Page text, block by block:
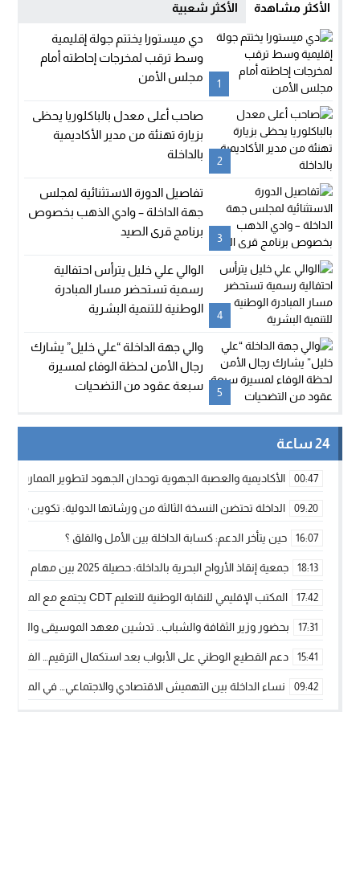
الأكثر مشاهدة الأكثر شعبية
1
دي ميستورا يختتم جولة إقليمية
وسط ترقب لمخرجات إحاطته أمام
مجلس الأمن
2
صاحب أعلى معدل بالباكلوريا يحظى
بزيارة تهنئة من مدير الأكاديمية
بالداخلة
3
تفاصيل الدورة الاستثنائية لمجلس
جهة الداخلة – وادي الذهب بخصوص
برنامج قرى الصيد
4
الوالي علي خليل يترأس احتفالية
رسمية تستحضر مسار المبادرة
الوطنية للتنمية البشرية
5
والي جهة الداخلة “علي خليل” يشارك
رجال الأمن لحظة الوفاء لمسيرة
سبعة عقود من التضحيات
24 ساعة
00:47 الأكاديمية والعصبة الجهوية توحدان الجهود لتطوير الممارسة
09:20 الداخلة تحتضن النسخة الثالثة من ورشاتها الدولية: تكوين
16:07 حين يتأخر الدعم: كسابة الداخلة بين الأمل والقلق ؟
18:13 جمعية إنقاذ الأرواح البحرية بالداخلة: حصيلة 2025 بين مهام الإنقاذ ومشروع “دار البحار”
17:42 المكتب الإقليمي للنقابة الوطنية للتعليم CDT يجتمع مع المدير الإقليمي لمناقشة ملفات جوهرية لنساء ورجال التعليم
17:31 بحضور وزير الثقافة والشباب.. تدشين معهد الموسيقى والفنون
15:41 دعم القطيع الوطني على الأبواب بعد استكمال الترقيم…
09:42 نساء الداخلة بين التهميش الاقتصادي والاجتماعي… في المؤسسات